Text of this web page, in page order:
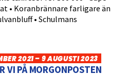
• Koranbrännare farligare än
• Schulmans
2021 – 9 AUGUSTI 2023
VI PÅ MORGONPOSTEN